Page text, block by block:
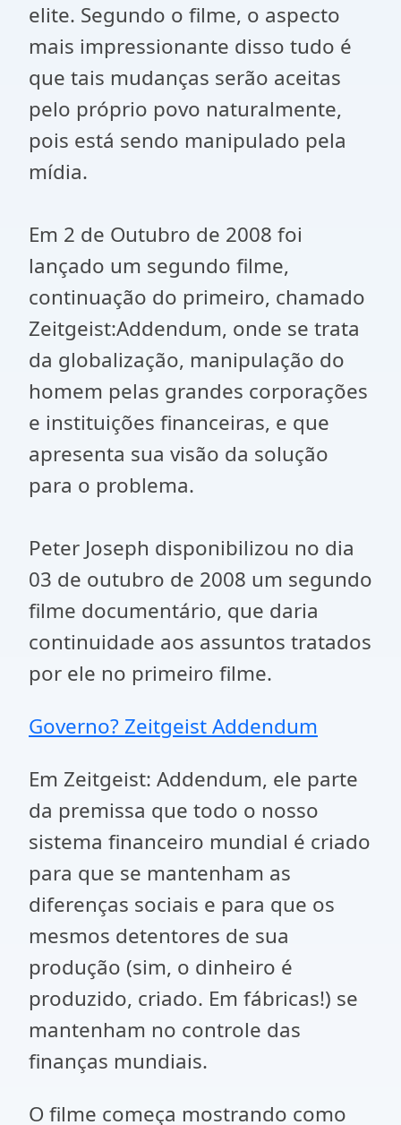
elite. Segundo o filme, o aspecto
mais impressionante disso tudo é
que tais mudanças serão aceitas
pelo próprio povo naturalmente,
pois está sendo manipulado pela
mídia.
Em 2 de Outubro de 2008 foi
lançado um segundo filme,
continuação do primeiro, chamado
Zeitgeist:Addendum, onde se trata
da globalização, manipulação do
homem pelas grandes corporações
e instituições financeiras, e que
apresenta sua visão da solução
para o problema.
Peter Joseph disponibilizou no dia
03 de outubro de 2008 um segundo
filme documentário, que daria
continuidade aos assuntos tratados
por ele no primeiro filme.
Governo? Zeitgeist Addendum
Em Zeitgeist: Addendum, ele parte
da premissa que todo o nosso
sistema financeiro mundial é criado
para que se mantenham as
diferenças sociais e para que os
mesmos detentores de sua
produção (sim, o dinheiro é
produzido, criado. Em fábricas!) se
mantenham no controle das
finanças mundiais.
O filme começa mostrando como